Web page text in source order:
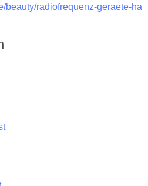
beauty/radiofrequenz-geraete-ha